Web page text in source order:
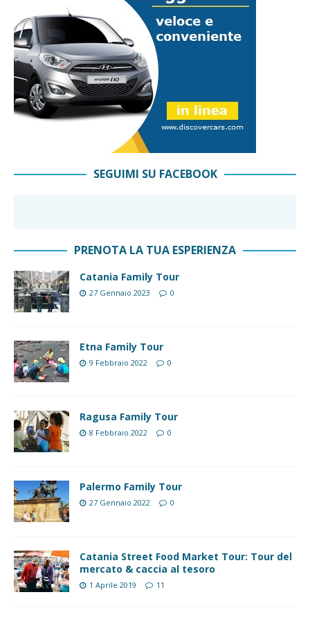
SEGUIMI SU FACEBOOK
PRENOTA LA TUA ESPERIENZA
Catania Family Tour
27 Gennaio 2023 0
Etna Family Tour
9 Febbraio 2022 0
Ragusa Family Tour
8 Febbraio 2022 0
Palermo Family Tour
27 Gennaio 2022 0
Catania Street Food Market Tour: Tour del
mercato & caccia al tesoro
1 Aprile 2019 11